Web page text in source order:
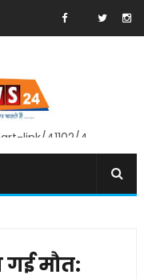
link/41102/4
गई मौत: